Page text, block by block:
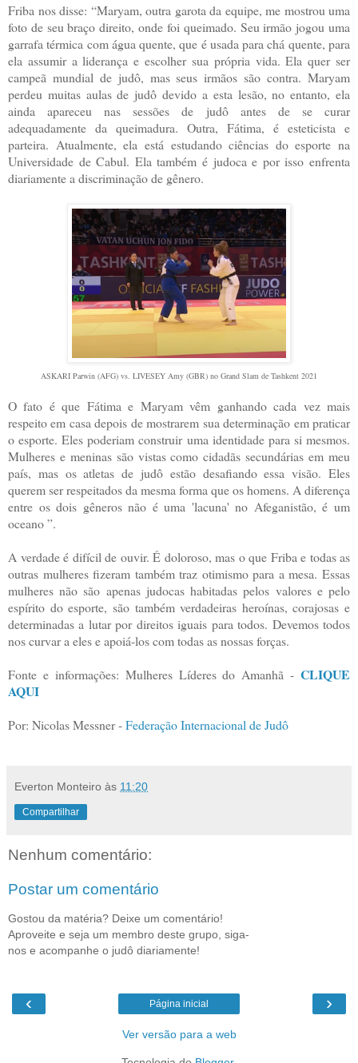
Friba nos disse: “Maryam, outra garota da equipe, me mostrou uma
foto de seu braço direito, onde foi queimado. Seu irmão jogou uma
garrafa térmica com água quente, que é usada para chá quente, para
ela assumir a liderança e escolher sua própria vida. Ela quer ser
campeã mundial de judô, mas seus irmãos são contra. Maryam
perdeu muitas aulas de judô devido a esta lesão, no entanto, ela
ainda apareceu nas sessões de judô antes de se curar
adequadamente da queimadura. Outra, Fátima, é esteticista e
parteira. Atualmente, ela está estudando ciências do esporte na
Universidade de Cabul. Ela também é judoca e por isso enfrenta
diariamente a discriminação de gênero.
ASKARI Parwin (AFG) vs. LIVESEY Amy (GBR) no Grand Slam de Tashkent 2021
O fato é que Fátima e Maryam vêm ganhando cada vez mais
respeito em casa depois de mostrarem sua determinação em praticar
o esporte. Eles poderiam construir uma identidade para si mesmos.
Mulheres e meninas são vistas como cidadãs secundárias em meu
país, mas os atletas de judô estão desafiando essa visão. Eles
querem ser respeitados da mesma forma que os homens. A diferença
entre os dois gêneros não é uma 'lacuna' no Afeganistão, é um
oceano ”.
A verdade é difícil de ouvir. É doloroso, mas o que Friba e todas as
outras mulheres fizeram também traz otimismo para a mesa. Essas
mulheres não são apenas judocas habitadas pelos valores e pelo
espírito do esporte, são também verdadeiras heroínas, corajosas e
determinadas a lutar por direitos iguais para todos. Devemos todos
nos curvar a eles e apoiá-los com todas as nossas forças.
Fonte e informações: Mulheres Líderes do Amanhã - CLIQUE
AQUI
Por: Nicolas Messner -Federação Internacional de Judô
Everton Monteiro às 11:20
Compartilhar
Nenhum comentário:
Postar um comentário
Gostou da matéria? Deixe um comentário!
Aproveite e seja um membro deste grupo, siga-
nos e acompanhe o judô diariamente!
‹ ›
Página inicial
Ver versão para a web